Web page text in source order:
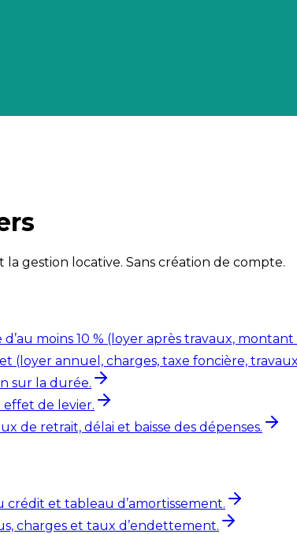
gestion locative. Sans création de compte.
moins 10 % (loyer après travaux,
(loyer annuel, charges, taxe foncière,
sur la durée.
effet de levier.
de retrait, délai et baisse des dépenses.
et tableau d’amortissement.
charges et taux d’endettement.